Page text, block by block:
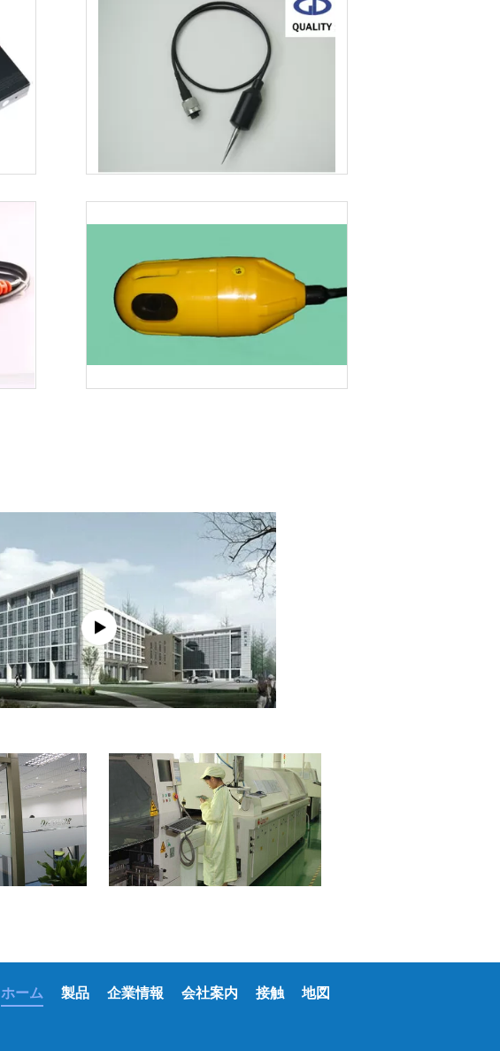
高感度センサーの CF-HLS を活用レイ変
更自動車光センサーを検出するには
良い業績 GA-8 の容器のコネクター、防
水深さ 1 つの m
地図
接触
会社案内
企業情報
製品
ホーム